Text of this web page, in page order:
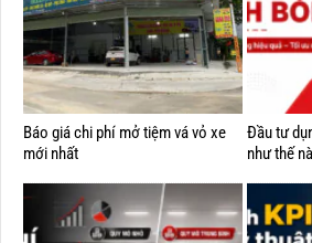
Báo giá chi phí mở tiệm vá vỏ xe
mới nhất
Đầu tư
như thế